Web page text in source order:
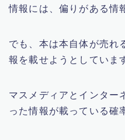
情報には、偏りがある情
でも、本は本自体が売れ
報を載せようとしていま
マスメディアとインター
った情報が載っている確